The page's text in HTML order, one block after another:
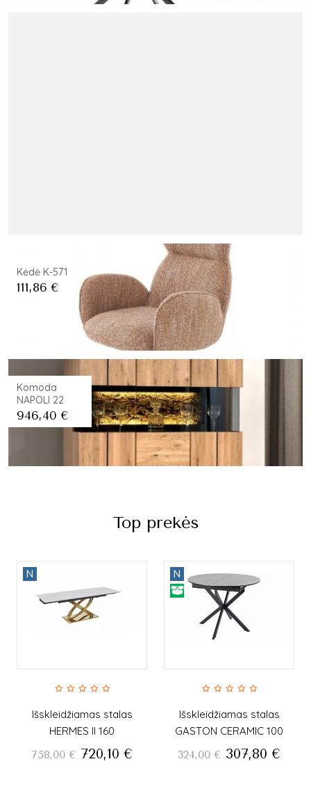
Kėdė K-571
111,86 €
Komoda
NAPOLI 22
946,40 €
Top prekės
stalas
€
Išskleidžiamas stalas
GASTON CERAMIC 100
324,00
307,80 €
N
GASTON
377,00